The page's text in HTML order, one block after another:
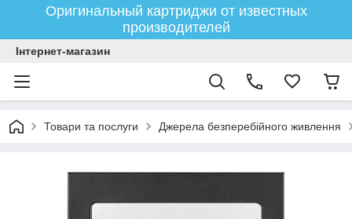
Оригинальный картриджи от известных
производителей
Інтернет-магазин
Товари та послуги Джерела безперебійного живлення